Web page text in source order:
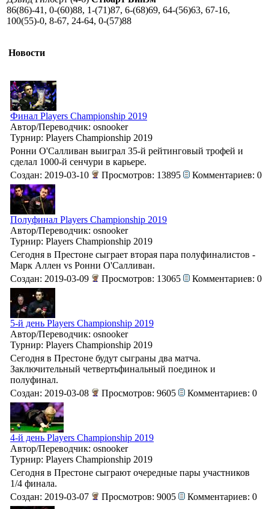
86(86)-41, 0-(60)88, 1-(71)87, 6-(68)69, 64-(56)63, 67-16,
100(55)-0, 8-67, 24-64, 0-(57)88
Новости
Финал Players Championship 2019
Автор/Переводчик: osnooker
Турнир: Players Championship 2019
Ронни О'Салливан выиграл 35-й рейтинговый трофей и
сделал 1000-й сенчури в карьере.
Создан: 2019-03-10
Просмотров: 13895 Комментариев: 0
Полуфинал Players Championship 2019
Автор/Переводчик: osnooker
Турнир: Players Championship 2019
Сегодня в Престоне сыграет вторая пара полуфиналистов -
Марк Аллен vs Ронни О'Салливан.
Создан: 2019-03-09
Просмотров: 13065 Комментариев: 0
5-й день Players Championship 2019
Автор/Переводчик: osnooker
Турнир: Players Championship 2019
Сегодня в Престоне будут сыграны два матча.
Заключительный четвертьфинальный поединок и
полуфинал.
Создан: 2019-03-08
Просмотров: 9605 Комментариев: 0
4-й день Players Championship 2019
Автор/Переводчик: osnooker
Турнир: Players Championship 2019
Сегодня в Престоне сыграют очередные пары участников
1/4 финала.
Создан: 2019-03-07
Просмотров: 9005 Комментариев: 0